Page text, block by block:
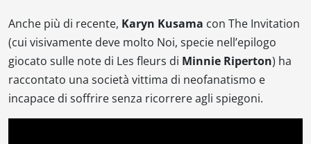
Anche più di recente, Karyn Kusama con The Invitation
(cui visivamente deve molto Noi, specie nell’epilogo
giocato sulle note di Les fleurs di Minnie Riperton) ha
raccontato una società vittima di neofanatismo e
incapace di soffrire senza ricorrere agli spiegoni.